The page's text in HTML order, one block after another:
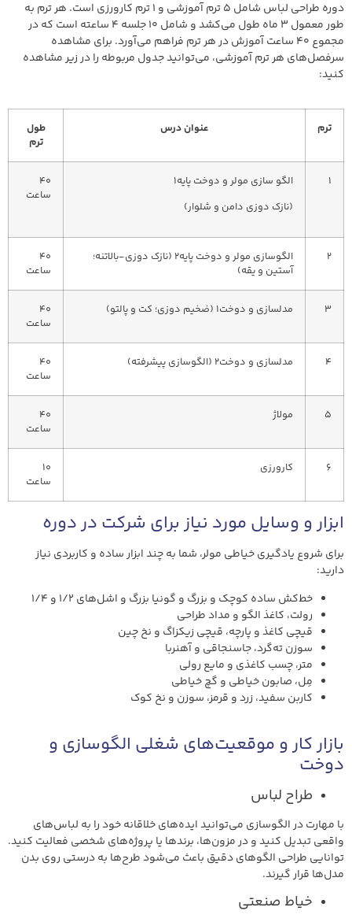
دوره طراحی لباس شامل ۵ ترم آموزشی و ۱ ترم کارورزی است. هر ترم به
طور معمول ۳ ماه طول می‌کشد و شامل ۱۰ جلسه ۴ ساعته است که در
مجموع ۴۰ ساعت آموزش در هر ترم فراهم می‌آورد. برای مشاهده
سرفصل‌های هر ترم آموزشی، می‌توانید جدول مربوطه را در زیر مشاهده
کنید:
ترم عنوان درس
طول
ترم
1
الگو سازی مولر و دوخت پایه1
(نازک دوزی دامن و شلوار)
40
ساعت
2
الگوسازی مولر و دوخت پایه2 (نازک دوزی-بالاتنه؛
آستین و یقه)
40
ساعت
3 مدلسازی و دوخت1 (ضخیم دوزی؛ کت و پالتو)
40
ساعت
4 مدلسازی و دوخت2 (الگوسازی پیشرفته)
40
ساعت
5 مولاژ
40
ساعت
6 کارورزی
10
ساعت
ابزار و وسایل مورد نیاز برای شرکت در دوره
برای شروع یادگیری خیاطی مولر، شما به چند ابزار ساده و کاربردی نیاز
دارید:
خط‌کش ساده کوچک و بزرگ و گونیا بزرگ و اشل‌های ۱/۲ و ۱/۴
رولت، کاغذ الگو و مداد طراحی
قیچی کاغذ و پارچه، قیچی زیکزاگ و نخ چین
سوزن ته‌گرد، جاسنجاقی و آهنربا
متر، چسب کاغذی و مایع رولی
مِل، صابون خیاطی و گچ خیاطی
کاربن سفید، زرد و قرمز، سوزن و نخ کوک
بازار کار و موقعیت‌های شغلی الگوسازی و
دوخت
طراح لباس
با مهارت در الگوسازی می‌توانید ایده‌های خلاقانه خود را به لباس‌های
واقعی تبدیل کنید و در مزون‌ها، برندها یا پروژه‌های شخصی فعالیت کنید.
توانایی طراحی الگوهای دقیق باعث می‌شود طرح‌ها به درستی روی بدن
مدل‌ها قرار گیرند.
خیاط صنعتی